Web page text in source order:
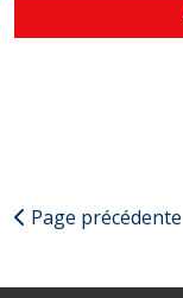
Page précédente